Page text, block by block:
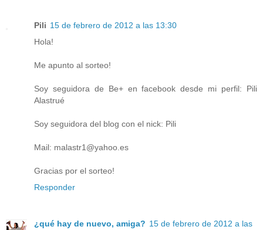
Pili 15 de febrero de 2012 a las 13:30
Hola!
Me apunto al sorteo!
Soy seguidora de Be+ en facebook desde mi perfil: Pili
Alastrué
Soy seguidora del blog con el nick: Pili
Mail: malastr1@yahoo.es
Gracias por el sorteo!
Responder
¿qué hay de nuevo, amiga? 15 de febrero de 2012 a las